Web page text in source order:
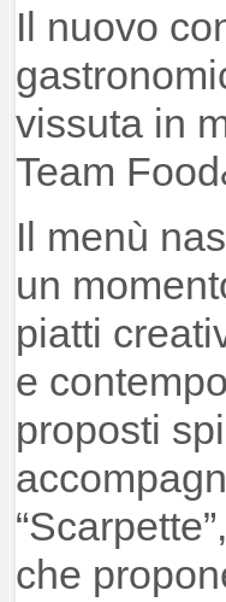
Il nuovo
vissuta in
Team
Il menù
un
piatti
e
proposti
che